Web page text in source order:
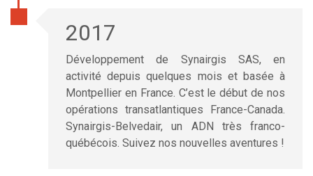
2017
Développement de Synairgis SAS, en
activité depuis quelques mois et basée à
Montpellier en France. C’est le début de nos
opérations transatlantiques France-Canada.
Synairgis-Belvedair, un ADN très franco-
québécois. Suivez nos nouvelles aventures !